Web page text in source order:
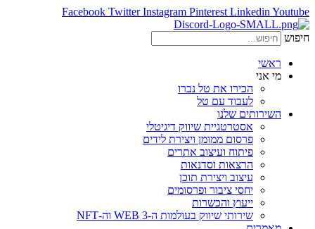
Facebook Twitter Instagram Pinterest Linkedin Youtube
חיפוש
ראשי
מי אני
הכירו את טל נברו
לעבוד עם טל
השירותים שלנו
אסטרטגיית שיווק דיגיטלי
פרסום ממומן ויצירת לידים
פיתוח ועיצוב אתרים
הרצאות וסדנאות
עיצוב ויצירת תוכן
יחסי ציבור ופרסומים
ייעוץ והכשרות
שירותי שיווק בעולמות ה-WEB 3 וה-NFT